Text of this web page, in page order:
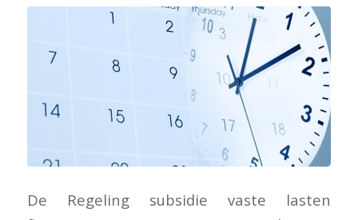
De Regeling subsidie vaste lasten